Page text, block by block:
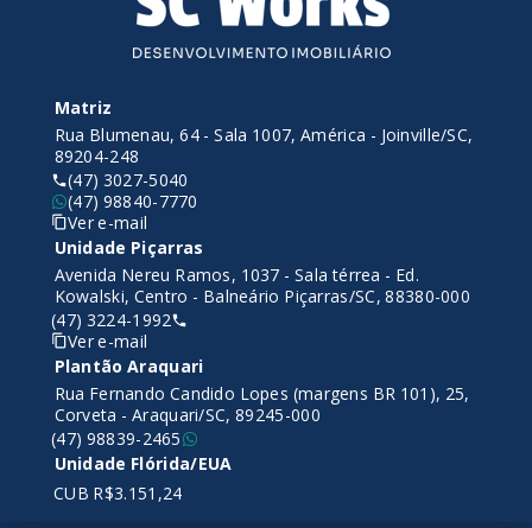
Matriz
Rua Blumenau, 64 - Sala 1007, América - Joinville/SC,
89204-248
(47) 3027-5040
(47) 98840-7770
Ver e-mail
Unidade Piçarras
Avenida Nereu Ramos, 1037 - Sala térrea - Ed.
Kowalski, Centro - Balneário Piçarras/SC, 88380-000
(47) 3224-1992
Ver e-mail
Plantão Araquari
Rua Fernando Candido Lopes (margens BR 101), 25,
Corveta - Araquari/SC, 89245-000
(47) 98839-2465
Unidade Flórida/EUA
CUB R$3.151,24